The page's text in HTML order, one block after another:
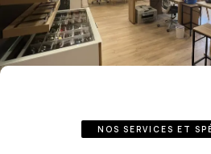
NOS SERVICES ET